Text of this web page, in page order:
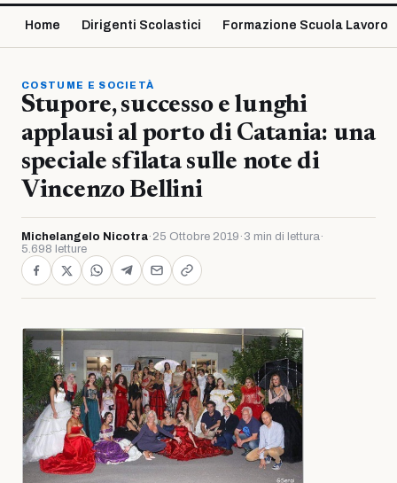
Home Dirigenti Scolastici Formazione Scuola Lavoro
COSTUME E SOCIETÀ
Stupore, successo e lunghi
applausi al porto di Catania: una
speciale sfilata sulle note di
Vincenzo Bellini
Michelangelo Nicotra· 25 Ottobre 2019 · 3 min di lettura·
5.698 letture